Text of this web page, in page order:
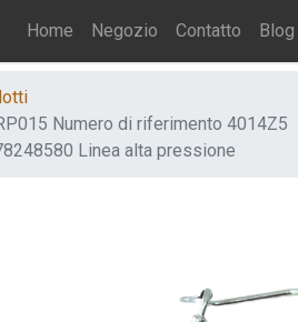
Home Negozio Contatto Blog
Numero di riferimento 4014Z5
Linea alta pressione